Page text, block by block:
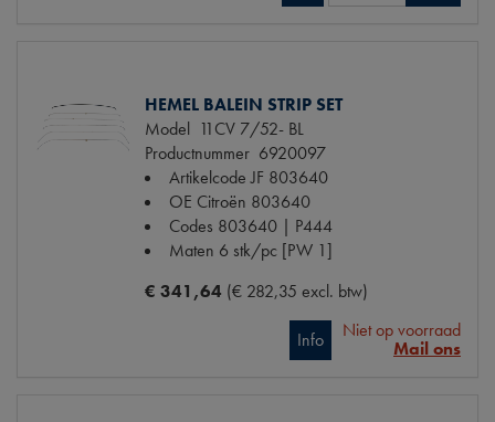
HEMEL BALEIN STRIP SET
Model 11CV 7/52- BL
Productnummer 6920097
Artikelcode JF 803640
OE Citroën 803640
Codes 803640 | P444
Maten 6 stk/pc [PW 1]
€ 341,64 (€ 282,35 excl. btw)
Info
Niet op voorraad
Mail ons